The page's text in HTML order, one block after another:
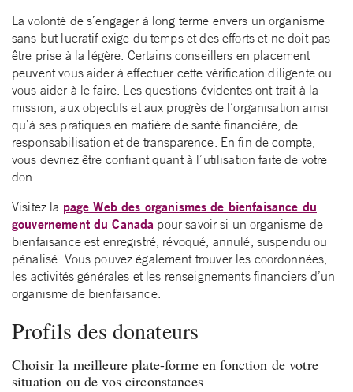
La volonté de s’engager à long terme envers un organisme
sans but lucratif exige du temps et des efforts et ne doit pas
être prise à la légère. Certains conseillers en placement
peuvent vous aider à effectuer cette vérification diligente ou
vous aider à le faire. Les questions évidentes ont trait à la
mission, aux objectifs et aux progrès de l’organisation ainsi
qu’à ses pratiques en matière de santé financière, de
responsabilisation et de transparence. En fin de compte,
vous devriez être confiant quant à l’utilisation faite de votre
don.
Visitez la page Web des organismes de bienfaisance du
gouvernement du Canada pour savoir si un organisme de
bienfaisance est enregistré, révoqué, annulé, suspendu ou
pénalisé. Vous pouvez également trouver les coordonnées,
les activités générales et les renseignements financiers d’un
organisme de bienfaisance.
Profils des donateurs
Choisir la meilleure plate-forme en fonction de votre
situation ou de vos circonstances